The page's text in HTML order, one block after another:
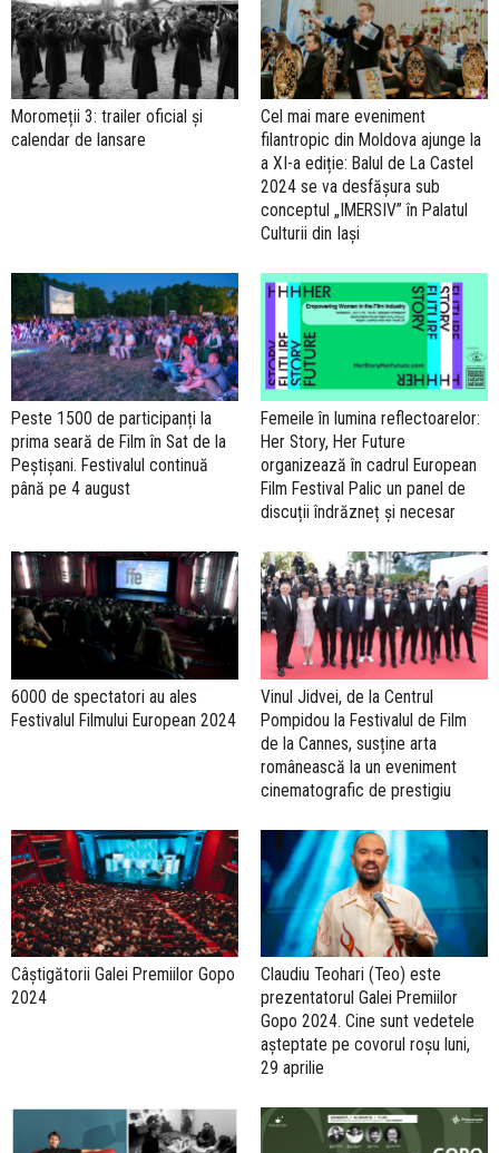
Moromeții 3: trailer oficial și
calendar de lansare
Cel mai mare eveniment
filantropic din Moldova ajunge la
a XI-a ediție: Balul de La Castel
2024 se va desfășura sub
conceptul „IMERSIV” în Palatul
Culturii din Iași
Peste 1500 de participanți la
prima seară de Film în Sat de la
Peștișani. Festivalul continuă
până pe 4 august
Femeile în lumina reflectoarelor:
Her Story, Her Future
organizează în cadrul European
Film Festival Palic un panel de
discuții îndrăzneț și necesar
6000 de spectatori au ales
Festivalul Filmului European 2024
Vinul Jidvei, de la Centrul
Pompidou la Festivalul de Film
de la Cannes, susține arta
românească la un eveniment
cinematografic de prestigiu
Câștigătorii Galei Premiilor Gopo
2024
Claudiu Teohari (Teo) este
prezentatorul Galei Premiilor
Gopo 2024. Cine sunt vedetele
așteptate pe covorul roșu luni,
29 aprilie